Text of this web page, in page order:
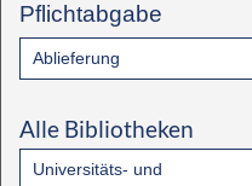
Pflichtabgabe
Ablieferung
Alle Bibliotheken
Universitäts- und